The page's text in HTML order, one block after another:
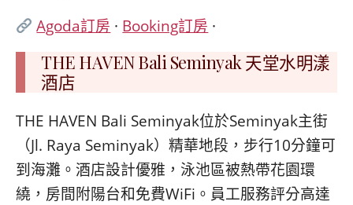
Agoda訂房 · Booking訂房 ·
THE HAVEN Bali Seminyak 天堂水明漾
酒店
THE HAVEN Bali Seminyak位於Seminyak主街
（Jl. Raya Seminyak）精華地段，步行10分鐘可
到海灘。酒店設計優雅，泳池區被熱帶花園環
繞，房間附陽台和免費WiFi。員工服務評分高達